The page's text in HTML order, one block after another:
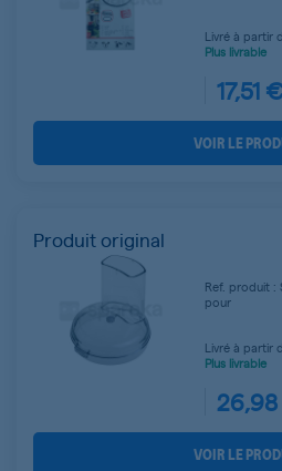
Livré à partir
Plus livrable
17,51
VOIR LE
Produit original
Ref. produit :
pour
Livré à partir
Plus livrable
VOIR LE